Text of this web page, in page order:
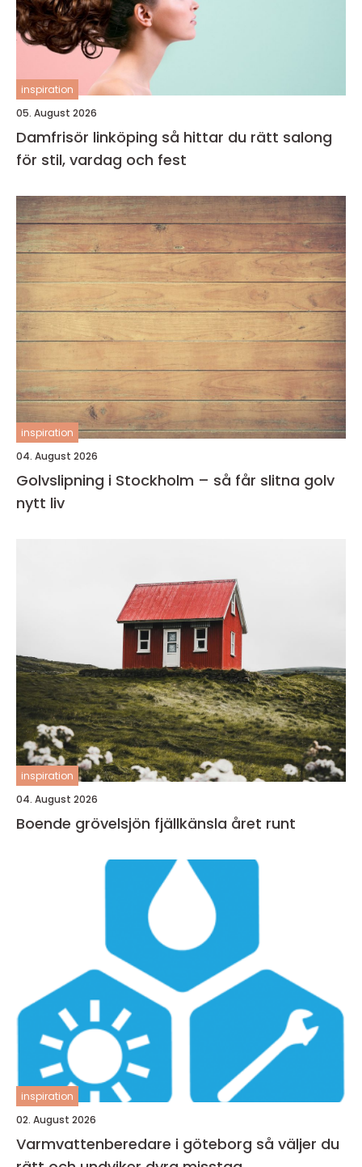
inspiration
05. August 2026
Damfrisör linköping så hittar du rätt salong
för stil, vardag och fest
inspiration
04. August 2026
Golvslipning i Stockholm – så får slitna golv
nytt liv
inspiration
04. August 2026
Boende grövelsjön fjällkänsla året runt
inspiration
02. August 2026
Varmvattenberedare i göteborg så väljer du